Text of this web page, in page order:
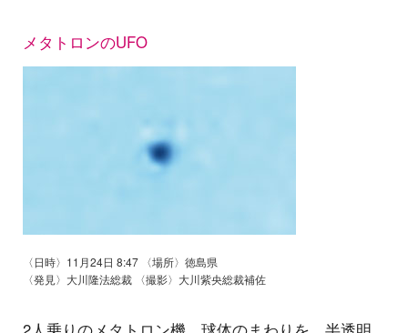
メタトロンのUFO
〈日時〉11月24日 8:47 〈場所〉徳島県
〈発見〉大川隆法総裁 〈撮影〉大川紫央総裁補佐